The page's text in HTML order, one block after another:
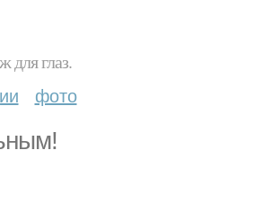
для глаз.
фото